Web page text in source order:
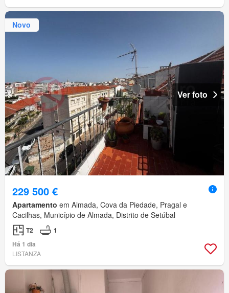
Novo
Ver foto
229 500 €
Apartamento em Almada, Cova da Piedade, Pragal e
Cacilhas, Município de Almada, Distrito de Setúbal
T2
1
Há 1 dia
LISTANZA